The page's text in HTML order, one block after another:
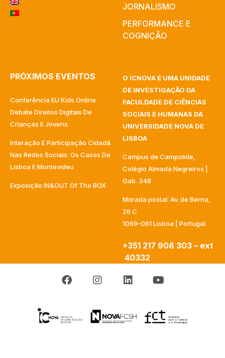
JORNALISMO
PERFORMANCE E
COGNIÇÃO
PRÓXIMOS EVENTOS
Conferência EU Kids Online
Debate Direitos Digitais De
Crianças E Jovens
Interação E Participação Cidadã
Nas Redes Sociais: Os Casos De
Lisboa E Montevideu
Exposição IN&OUT Of The BOX
O ICNOVA É UMA UNIDADE
DE INVESTIGAÇÃO DA
FACULDADE DE CIÊNCIAS
SOCIAIS E HUMANAS DA
UNIVERSIDADE NOVA DE
LISBOA
Campus de Campolide,
Colégio Almada Negreiros |
Gab. 348
Morada postal: Av. de Berna,
26 C
1069-061 Lisboa | Portugal
+351 217 908 303 – ext
40332